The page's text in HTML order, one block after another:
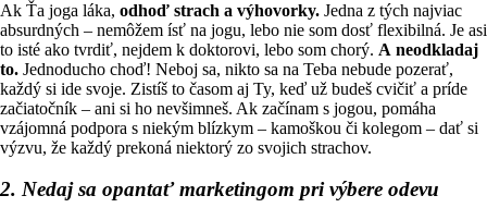
Ak Ťa joga láka, odhoď strach a výhovorky. Jedna z tých najviac
absurdných – nemôžem ísť na jogu, lebo nie som dosť flexibilná. Je asi
to isté ako tvrdiť, nejdem k doktorovi, lebo som chorý. A neodkladaj
to. Jednoducho choď! Neboj sa, nikto sa na Teba nebude pozerať,
každý si ide svoje. Zistíš to časom aj Ty, keď už budeš cvičiť a príde
začiatočník – ani si ho nevšimneš. Ak začínam s jogou, pomáha
vzájomná podpora s niekým blízkym – kamoškou či kolegom – dať si
výzvu, že každý prekoná niektorý zo svojich strachov.
2. Nedaj sa opantať marketingom pri výbere odevu